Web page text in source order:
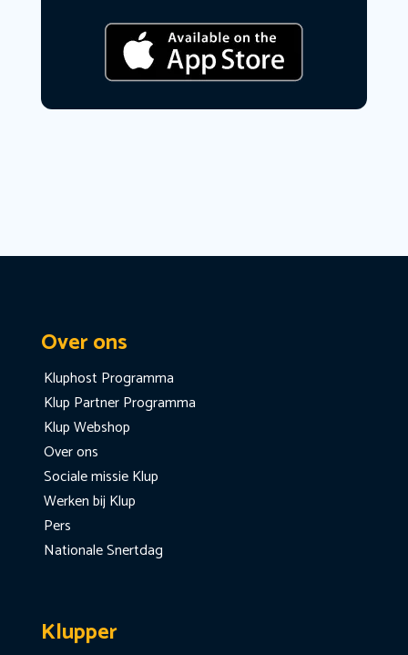
Over ons
Kluphost Programma
Klup Partner Programma
Klup Webshop
Over ons
Sociale missie Klup
Werken bij Klup
Pers
Nationale Snertdag
Klupper